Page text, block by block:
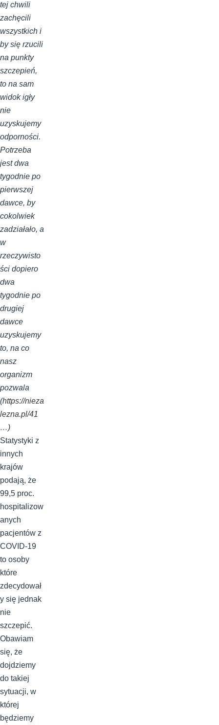
tej chwili
zachęcili
wszystkich i
by się rzucili
na punkty
szczepień,
to na sam
widok igły
nie
uzyskujemy
odporności.
Potrzeba
jest dwa
tygodnie po
pierwszej
dawce, by
cokolwiek
zadziałało, a
w
rzeczywisto
ści dopiero
dwa
tygodnie po
drugiej
dawce
uzyskujemy
to, na co
nasz
organizm
pozwala
(https://nieza
lezna.pl/41
…)
Statystyki z
innych
krajów
podają, że
99,5 proc.
hospitalizow
anych
pacjentów z
COVID-19
to osoby
które
zdecydował
y się jednak
nie
szczepić.
Obawiam
się, że
dojdziemy
do takiej
sytuacji, w
której
będziemy